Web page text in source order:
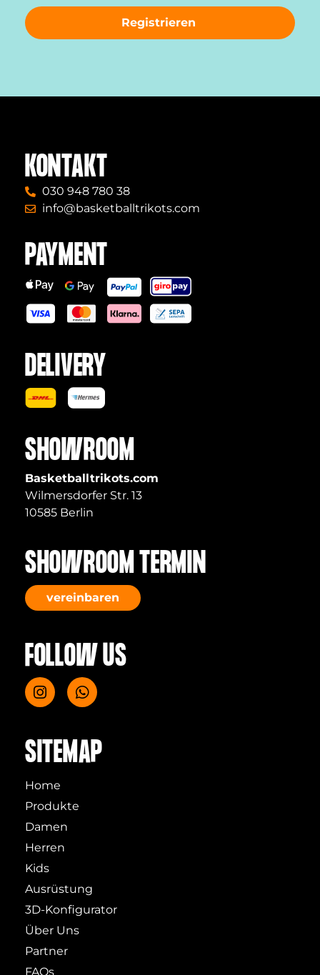
Registrieren
KONTAKT
030 948 780 38
info@basketballtrikots.com
PAYMENT
DELIVERY
SHOWROOM
Basketballtrikots.com
Wilmersdorfer Str. 13
10585 Berlin
SHOWROOM TERMIN
vereinbaren
FOLLOW US
SITEMAP
Home
Produkte
Damen
Herren
Kids
Ausrüstung
3D-Konfigurator
Über Uns
Partner
FAQs